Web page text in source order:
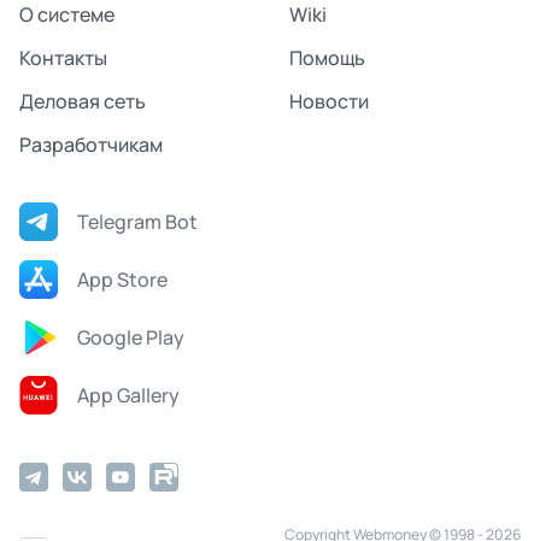
О системе
Wiki
Контакты
Помощь
Деловая сеть
Новости
Разработчикам
Telegram Bot
App Store
Google Play
App Gallery
Copyright Webmoney © 1998 - 2026